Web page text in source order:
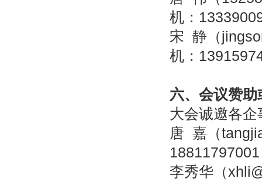
机：
宋 静（
机：
六、会议赞
大会诚邀各
唐 嘉（
18811797001
李秀华（